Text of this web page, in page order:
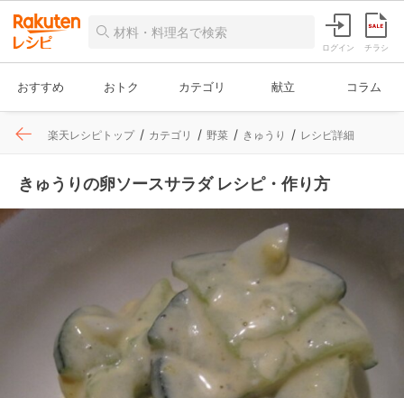
ログイン チラシ
おすすめ おトク カテゴリ 献立 コラム
楽天レシピトップ カテゴリ 野菜 きゅうり レシピ詳細
きゅうりの卵ソースサラダ レシピ・作り方